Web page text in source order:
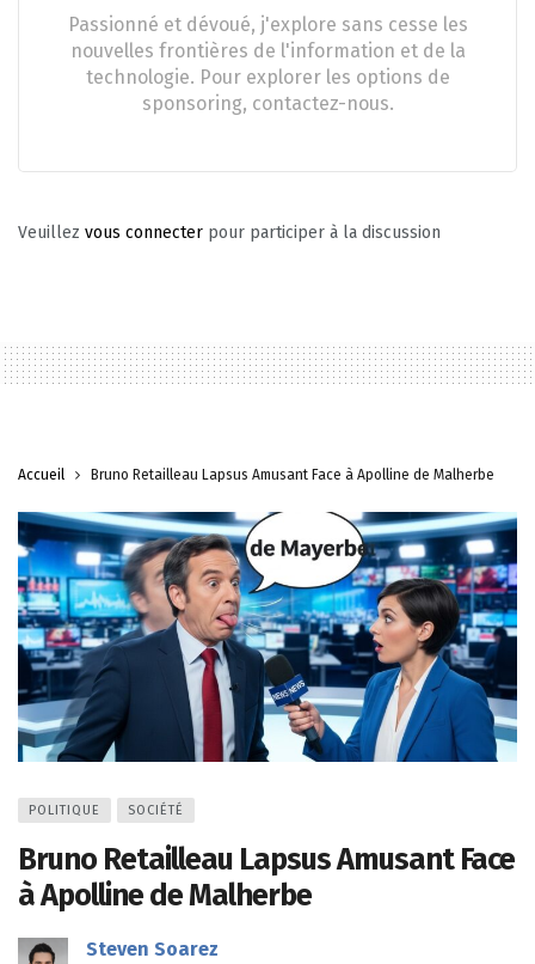
Passionné et dévoué, j'explore sans cesse les
nouvelles frontières de l'information et de la
technologie. Pour explorer les options de
sponsoring, contactez-nous.
Veuillez vous connecter pour participer à la discussion
Accueil Bruno Retailleau Lapsus Amusant Face à Apolline de Malherbe
POLITIQUE SOCIÉTÉ
Bruno Retailleau Lapsus Amusant Face
à Apolline de Malherbe
Steven Soarez